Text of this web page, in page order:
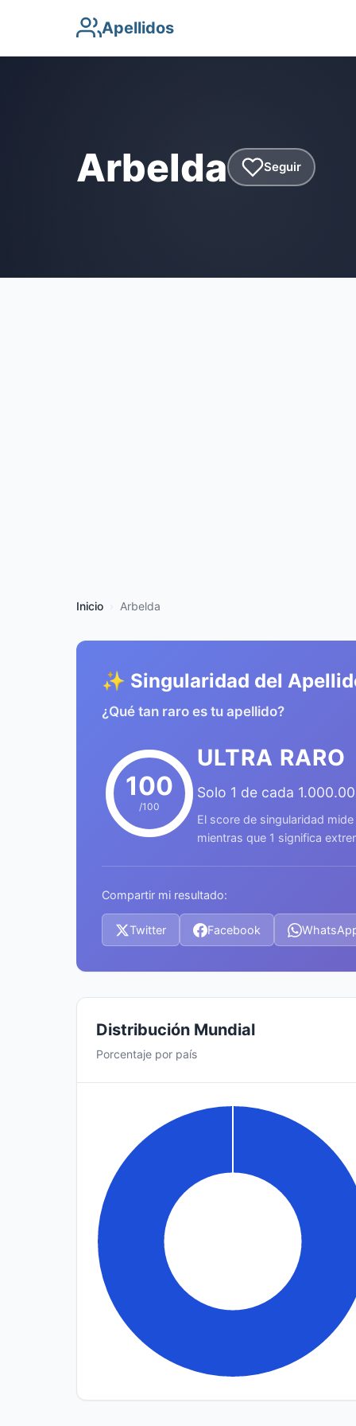
Apellidos
Arbelda Seguir
Inicio Arbelda
✨ Singularidad del
¿Qué tan raro es tu apellido?
100
/100
ULTRA RARO
Solo 1 de cada
El score de singularidad
mientras que 1 significa
Compartir mi resultado:
Twitter Facebook
Distribución Mundial
Porcentaje por país